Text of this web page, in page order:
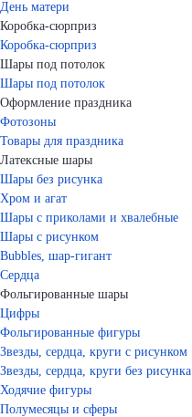
День матери
Коробка-сюрприз
Коробка-сюрприз
Шары под потолок
Шары под потолок
Оформление праздника
Фотозоны
Товары для праздника
Латексные шары
Шары без рисунка
Хром и агат
Шары с приколами и хвалебные
Шары с рисунком
Bubbles, шар-гигант
Сердца
Фольгированные шары
Цифры
Фольгированные фигуры
Звезды, сердца, круги с рисунком
Звезды, сердца, круги без рисунка
Ходячие фигуры
Полумесяцы и сферы